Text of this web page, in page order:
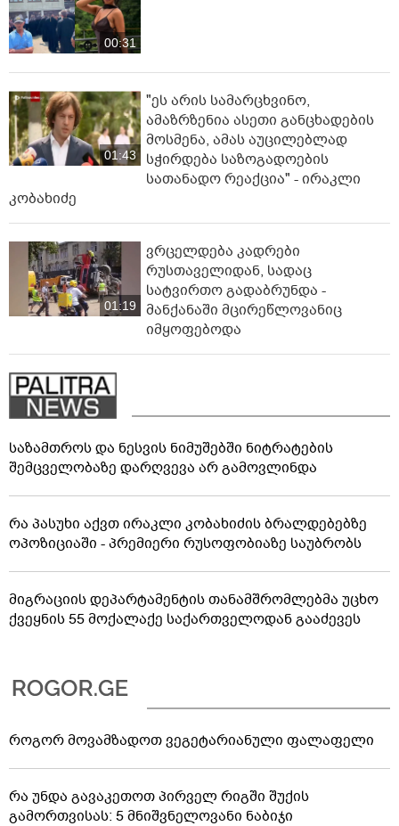
00:31
01:43
"ეს არის სამარცხვინო,
ამაზრზენია ასეთი განცხადების
მოსმენა, ამას აუცილებლად
სჭირდება საზოგადოების
სათანადო რეაქცია" - ირაკლი
კობახიძე
01:19
ვრცელდება კადრები
რუსთაველიდან, სადაც
სატვირთო გადაბრუნდა -
მანქანაში მცირეწლოვანიც
იმყოფებოდა
საზამთროს და ნესვის ნიმუშებში ნიტრატების
შემცველობაზე დარღვევა არ გამოვლინდა
რა პასუხი აქვთ ირაკლი კობახიძის ბრალდებებზე
ოპოზიციაში - პრემიერი რუსოფობიაზე საუბრობს
მიგრაციის დეპარტამენტის თანამშრომლებმა უცხო
ქვეყნის 55 მოქალაქე საქართველოდან გააძევეს
როგორ მოვამზადოთ ვეგეტარიანული ფალაფელი
რა უნდა გავაკეთოთ პირველ რიგში შუქის
გამორთვისას: 5 მნიშვნელოვანი ნაბიჯი